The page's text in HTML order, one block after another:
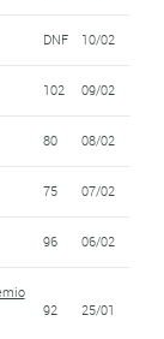
DNF 10/02
102 09/02
80 08/02
75 07/02
96 06/02
92 25/01